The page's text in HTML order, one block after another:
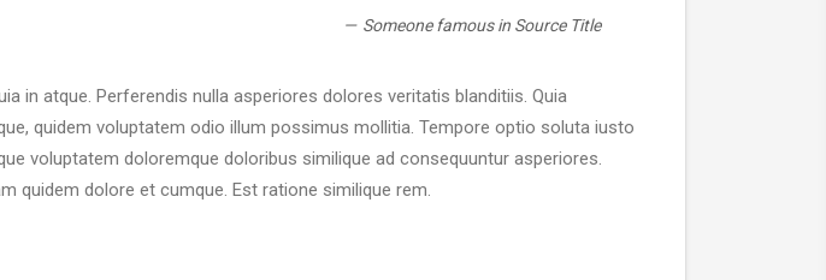
Someone famous in Source Title
in atque. Perferendis nulla asperiores dolores veritatis blanditiis. Quia
quidem voluptatem odio illum possimus mollitia. Tempore optio soluta iusto
voluptatem doloremque doloribus similique ad consequuntur asperiores.
quidem dolore et cumque. Est ratione similique rem.